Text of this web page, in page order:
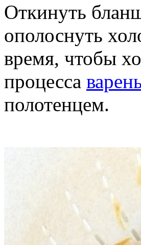
Откинуть
ополоснуть
время, чтобы
процесса
полотенцем.